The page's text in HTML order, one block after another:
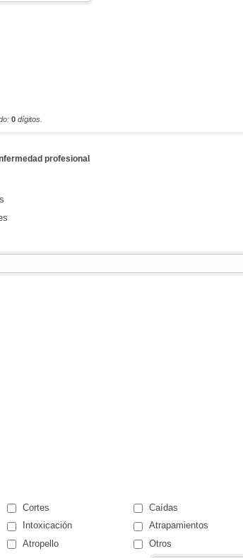
0 dígitos.
profesional
Cortes
Caídas
Intoxicación
Atrapamientos
Atropello Otros